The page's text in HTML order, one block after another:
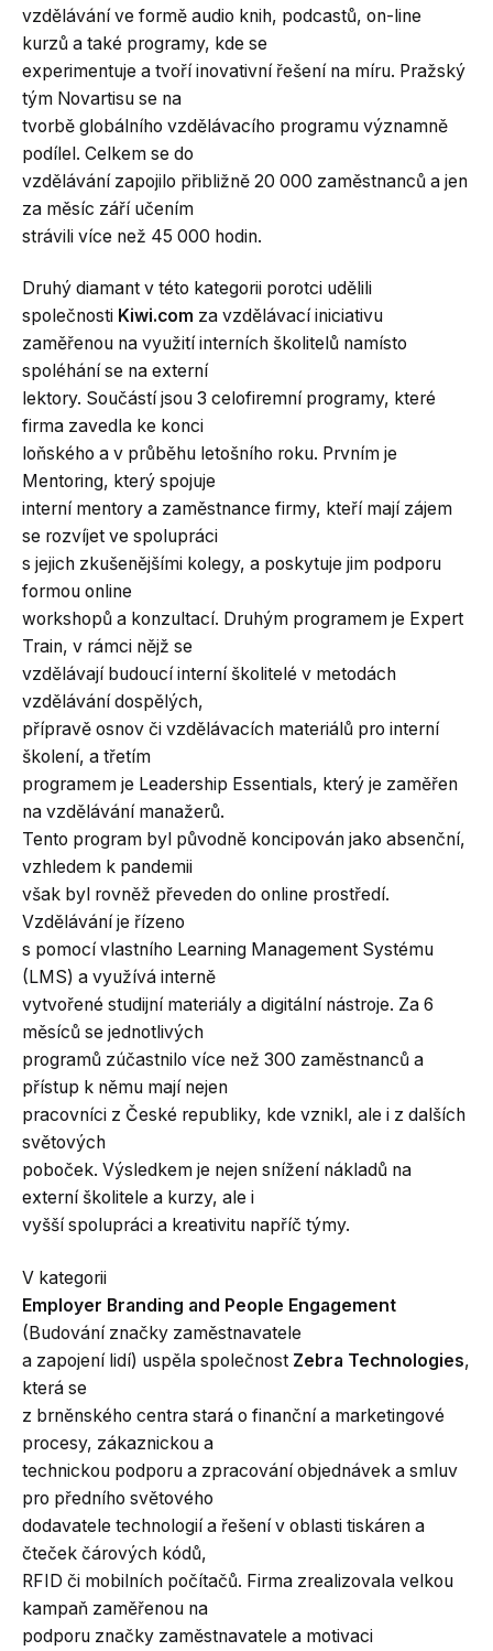
vzdělávání ve formě audio knih, podcastů, on-line
kurzů a také programy, kde se
experimentuje a tvoří inovativní řešení na míru. Pražský
tým Novartisu se na
tvorbě globálního vzdělávacího programu významně
podílel. Celkem se do
vzdělávání zapojilo přibližně 20 000 zaměstnanců a jen
za měsíc září učením
strávili více než 45 000 hodin.
Druhý diamant v této kategorii porotci udělili
společnosti Kiwi.com za vzdělávací iniciativu
zaměřenou na využití interních školitelů namísto
spoléhání se na externí
lektory. Součástí jsou 3 celofiremní programy, které
firma zavedla ke konci
loňského a v průběhu letošního roku. Prvním je
Mentoring, který spojuje
interní mentory a zaměstnance firmy, kteří mají zájem
se rozvíjet ve spolupráci
s jejich zkušenějšími kolegy, a poskytuje jim podporu
formou online
workshopů a konzultací. Druhým programem je Expert
Train, v rámci nějž se
vzdělávají budoucí interní školitelé v metodách
vzdělávání dospělých,
přípravě osnov či vzdělávacích materiálů pro interní
školení, a třetím
programem je Leadership Essentials, který je zaměřen
na vzdělávání manažerů.
Tento program byl původně koncipován jako absenční,
vzhledem k pandemii
však byl rovněž převeden do online prostředí.
Vzdělávání je řízeno
s pomocí vlastního Learning Management Systému
(LMS) a využívá interně
vytvořené studijní materiály a digitální nástroje. Za 6
měsíců se jednotlivých
programů zúčastnilo více než 300 zaměstnanců a
přístup k němu mají nejen
pracovníci z České republiky, kde vznikl, ale i z dalších
světových
poboček. Výsledkem je nejen snížení nákladů na
externí školitele a kurzy, ale i
vyšší spolupráci a kreativitu napříč týmy.
V kategorii
Employer Branding and People Engagement
(Budování značky zaměstnavatele
a zapojení lidí) uspěla společnost Zebra Technologies,
která se
z brněnského centra stará o finanční a marketingové
procesy, zákaznickou a
technickou podporu a zpracování objednávek a smluv
pro předního světového
dodavatele technologií a řešení v oblasti tiskáren a
čteček čárových kódů,
RFID či mobilních počítačů. Firma zrealizovala velkou
kampaň zaměřenou na
podporu značky zaměstnavatele a motivaci